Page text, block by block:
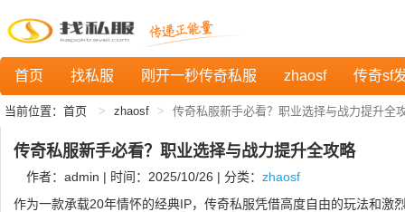
首页 找私服 刚开一秒传奇私服 zhaosf 传奇sf
当前位置： 首页 zhaosf 传奇私服新手必看？职业选择与战力提升全
传奇私服新手必看？职业选择与战力提升全攻略
作者：admin | 时间：2025/10/26 | 分类： zhaosf
作为一款承载20年情怀的经典IP，传奇私服凭借高度自由的玩法和激